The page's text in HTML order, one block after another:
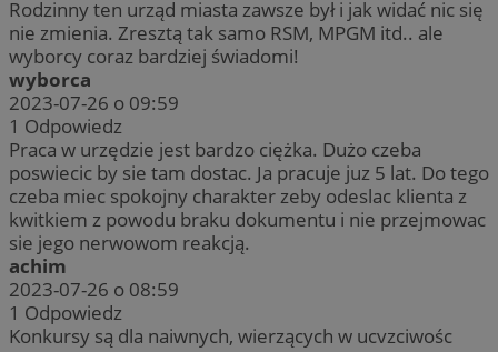
Rodzinny ten urząd miasta zawsze był i jak widać nic się
nie zmienia. Zresztą tak samo RSM, MPGM itd.. ale
wyborcy coraz bardziej świadomi!
wyborca
2023-07-26 o 09:59
1 Odpowiedz
Praca w urzędzie jest bardzo ciężka. Dużo czeba
poswiecic by sie tam dostac. Ja pracuje juz 5 lat. Do tego
czeba miec spokojny charakter zeby odeslac klienta z
kwitkiem z powodu braku dokumentu i nie przejmowac
sie jego nerwowom reakcją.
achim
2023-07-26 o 08:59
1 Odpowiedz
Konkursy są dla naiwnych, wierzących w ucvzciwośc